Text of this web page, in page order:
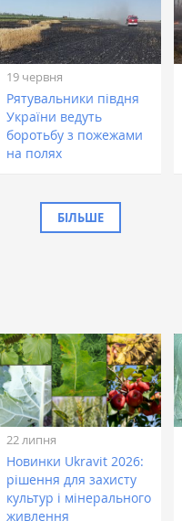
19 червня
Рятувальники півдня
України ведуть
боротьбу з пожежами
на полях
БІЛЬШЕ
22 липня
Новинки Ukravit 2026:
рішення для захисту
культур і мінерального
живлення